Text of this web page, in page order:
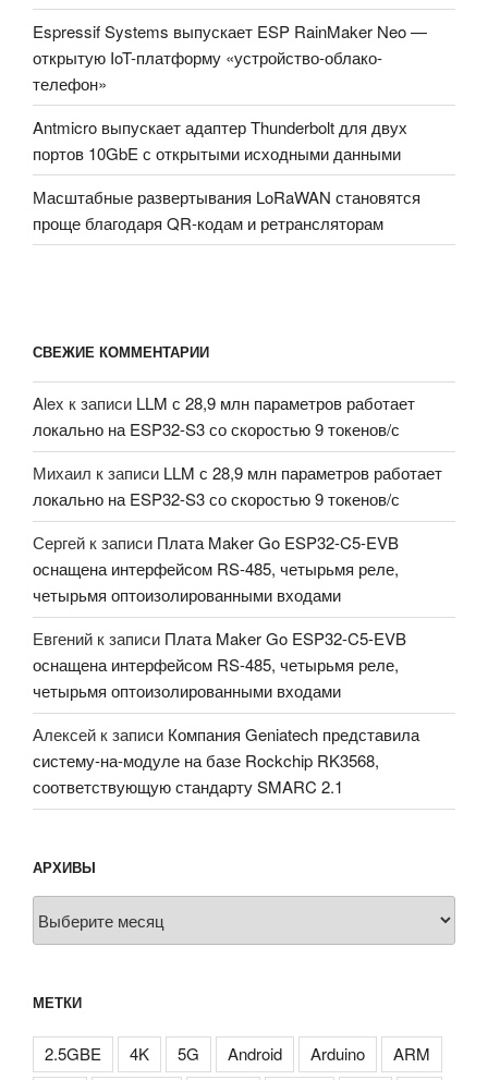
Espressif Systems выпускает ESP RainMaker Neo —
открытую IoT-платформу «устройство-облако-
телефон»
Antmicro выпускает адаптер Thunderbolt для двух
портов 10GbE с открытыми исходными данными
Масштабные развертывания LoRaWAN становятся
проще благодаря QR-кодам и ретрансляторам
СВЕЖИЕ КОММЕНТАРИИ
Alex к записи LLM с 28,9 млн параметров работает
локально на ESP32-S3 со скоростью 9 токенов/с
Михаил к записи LLM с 28,9 млн параметров работает
локально на ESP32-S3 со скоростью 9 токенов/с
Сергей к записи Плата Maker Go ESP32-C5-EVB
оснащена интерфейсом RS-485, четырьмя реле,
четырьмя оптоизолированными входами
Евгений к записи Плата Maker Go ESP32-C5-EVB
оснащена интерфейсом RS-485, четырьмя реле,
четырьмя оптоизолированными входами
Алексей к записи Компания Geniatech представила
систему-на-модуле на базе Rockchip RK3568,
соответствующую стандарту SMARC 2.1
АРХИВЫ
МЕТКИ
2.5GBE 4K 5G Android Arduino
ARM